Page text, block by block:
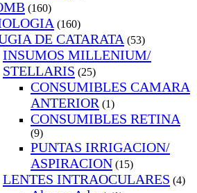
(160)
(160)
DE CATARATA (53)
INSUMOS MILLENIUM/
STELLARIS (25)
CONSUMIBLES CAMARA
ANTERIOR (1)
CONSUMIBLES RETINA
(9)
PUNTAS IRRIGACION/
ASPIRACION (15)
LENTES INTRAOCULARES (4)